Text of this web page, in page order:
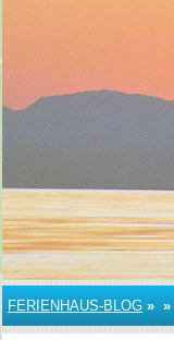
FERIENHAUS-BLOG » »